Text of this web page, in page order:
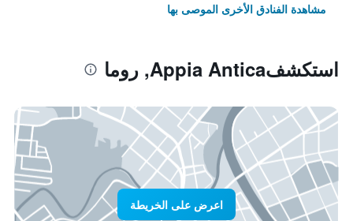
مشاهدة الفنادق الأخرى الموصى بها
استكشفAppia Antica, روما
اعرض على الخريطة